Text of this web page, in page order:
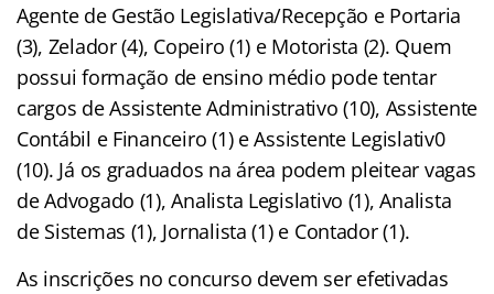
Agente de Gestão Legislativa/Recepção e Portaria
(3), Zelador (4), Copeiro (1) e Motorista (2). Quem
possui formação de ensino médio pode tentar
cargos de Assistente Administrativo (10), Assistente
Contábil e Financeiro (1) e Assistente Legislativ0
(10). Já os graduados na área podem pleitear vagas
de Advogado (1), Analista Legislativo (1), Analista
de Sistemas (1), Jornalista (1) e Contador (1).
As inscrições no concurso devem ser efetivadas